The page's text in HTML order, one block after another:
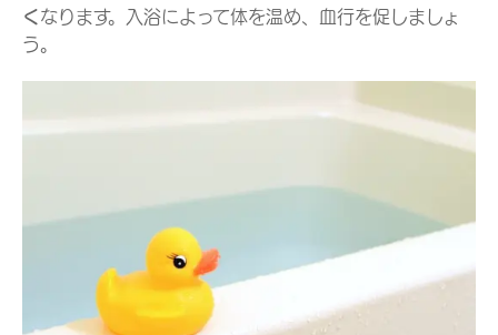
くなります。入浴によって体を温め、血行を促しましょ
う。